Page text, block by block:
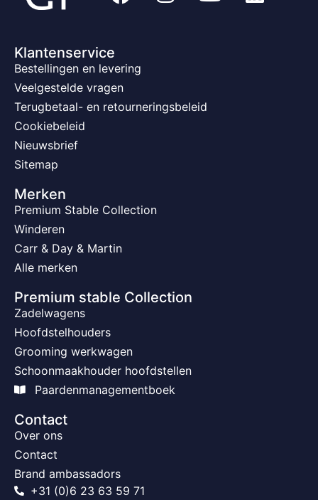
Klantenservice
Bestellingen en levering
Veelgestelde vragen
Terugbetaal- en retourneringsbeleid
Cookiebeleid
Nieuwsbrief
Sitemap
Merken
Premium Stable Collection
Winderen
Carr & Day & Martin
Alle merken
Premium stable Collection
Zadelwagens
Hoofdstelhouders
Grooming werkwagen
Schoonmaakhouder hoofdstellen
Paardenmanagementboek
Contact
Over ons
Contact
Brand ambassadors
+31 (0)6 23 63 59 71